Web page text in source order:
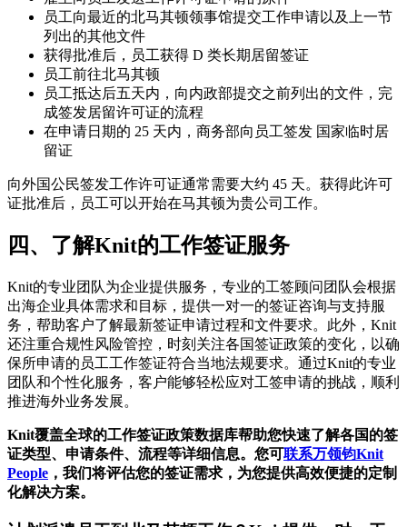
员工向最近的北马其顿领事馆提交工作申请以及上一节
列出的其他文件
获得批准后，员工获得 D 类长期居留签证
员工前往北马其顿
员工抵达后五天内，向内政部提交之前列出的文件，完
成签发居留许可证的流程
在申请日期的 25 天内，商务部向员工签发 国家临时居
留证
向外国公民签发工作许可证通常需要大约 45 天。获得此许可
证批准后，员工可以开始在马其顿为贵公司工作。
四、了解Knit的工作签证服务
Knit的专业团队为企业提供服务，专业的工签顾问团队会根据
出海企业具体需求和目标，提供一对一的签证咨询与支持服
务，帮助客户了解最新签证申请过程和文件要求。此外，Knit
还注重合规性风险管控，时刻关注各国签证政策的变化，以确
保所申请的员工工作签证符合当地法规要求。通过Knit的专业
团队和个性化服务，客户能够轻松应对工签申请的挑战，顺利
推进海外业务发展。
Knit覆盖全球的工作签证政策数据库帮助您快速了解各国的签
证类型、申请条件、流程等详细信息。您可联系万领钧Knit
People ，我们将评估您的签证需求，为您提供高效便捷的定制
化解决方案。